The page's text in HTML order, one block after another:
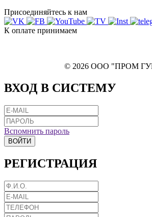
Присоединяйтесь к нам
К оплате принимаем
© 2026 ООО "ПРОМ
ВХОД В СИСТЕМУ
Вспомнить пароль
ВОЙТИ
РЕГИСТРАЦИЯ